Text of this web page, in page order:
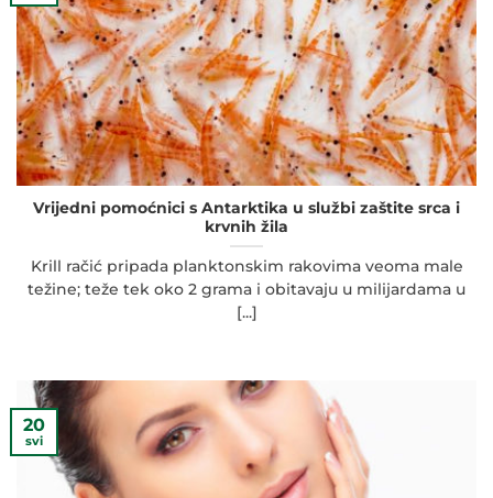
Vrijedni pomoćnici s Antarktika u službi zaštite srca i
krvnih žila
Krill račić pripada planktonskim rakovima veoma male
težine; teže tek oko 2 grama i obitavaju u milijardama u
[...]
20
svi